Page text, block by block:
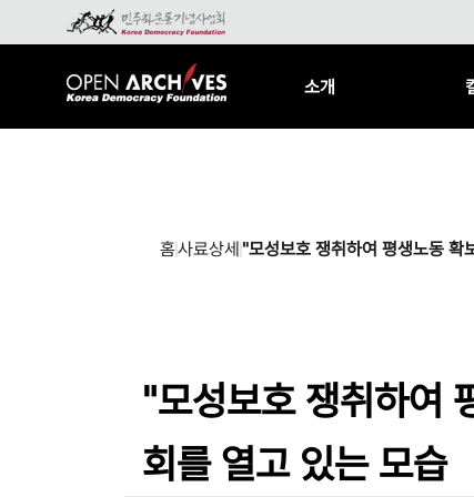
소개
홈사료상세 "모성보호 쟁취하여 평생노동 확
"모성보호 쟁취하여
회를 열고 있는 모습